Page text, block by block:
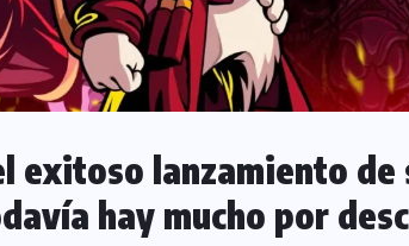
exitoso lanzamiento de
hay mucho por